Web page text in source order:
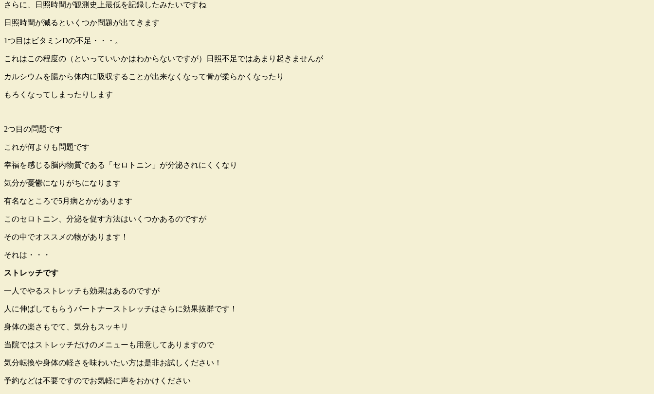
さらに、日照時間が観測史上最低を記録したみたいですね
日照時間が減るといくつか問題が出てきます
1つ目はビタミンDの不足・・・。
これはこの程度の（といっていいかはわからないですが）日照不足ではあまり起きませんが
カルシウムを腸から体内に吸収することが出来なくなって骨が柔らかくなったり
もろくなってしまったりします
2つ目の問題です
これが何よりも問題です
幸福を感じる脳内物質である「セロトニン」が分泌されにくくなり
気分が憂鬱になりがちになります
有名なところで5月病とかがあります
このセロトニン、分泌を促す方法はいくつかあるのですが
その中でオススメの物があります！
それは・・・
ストレッチです
一人でやるストレッチも効果はあるのですが
人に伸ばしてもらうパートナーストレッチはさらに効果抜群です！
身体の楽さもでて、気分もスッキリ
当院ではストレッチだけのメニューも用意してありますので
気分転換や身体の軽さを味わいたい方は是非お試しください！
予約などは不要ですのでお気軽に声をおかけください